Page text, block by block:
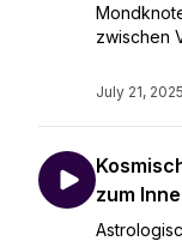
zwischen
July 21, 2025
zum